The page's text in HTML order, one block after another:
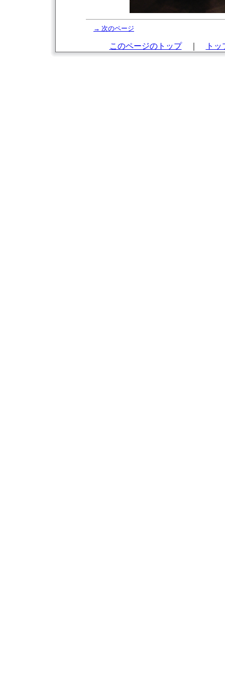
→ 次のページ
このページのトップ｜ ト